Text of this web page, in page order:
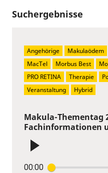
Suchergebnisse
Makula-Thementag
Fachinformationen
00:00
Angehörige Makulaödem
MacTel
Morbus Best
PRO RETINA
Therapie
Veranstaltung
Hybrid